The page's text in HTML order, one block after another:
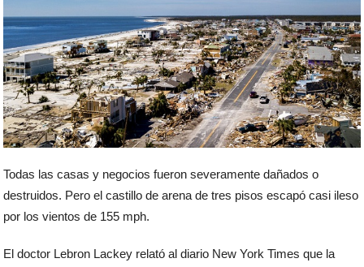
Todas las casas y negocios fueron severamente dañados o
destruidos. Pero el castillo de arena de tres pisos escapó casi ileso
por los vientos de 155 mph.
El doctor Lebron Lackey relató al diario New York Times que la